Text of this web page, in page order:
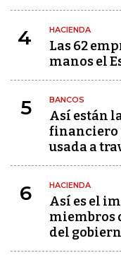
4 HACIENDA
Las 62
manos el
5 BANCOS
Así están
financiero
usada a
6 HACIENDA
Así es el
miembros
del